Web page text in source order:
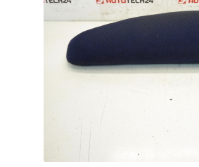
Ochrana osobních údajů